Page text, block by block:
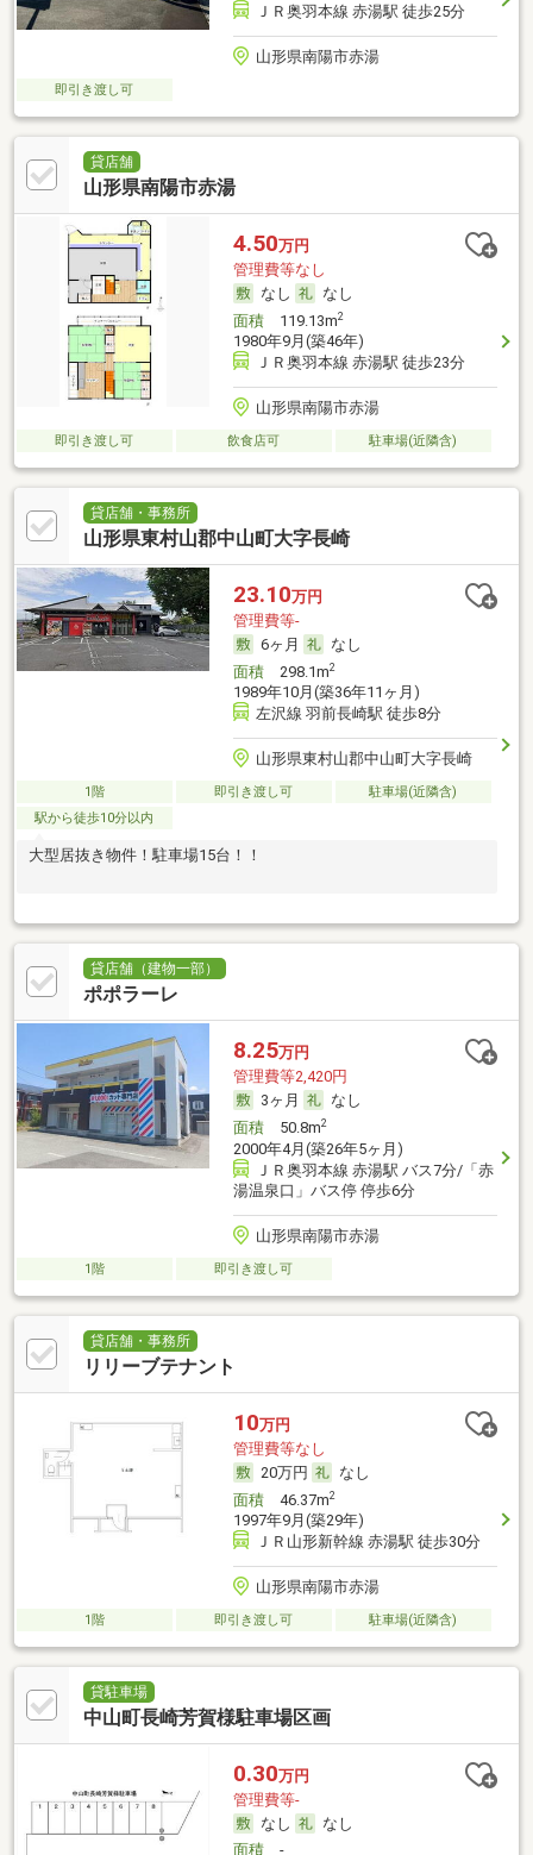
ＪＲ奥羽本線 赤湯駅 徒歩25分
山形県南陽市赤湯
即引き渡し可
貸店舗
山形県南陽市赤湯
4.50万円
管理費等なし
なし
なし
面積119.13m2
1980年9月(築46年)
ＪＲ奥羽本線 赤湯駅 徒歩23分
山形県南陽市赤湯
即引き渡し可 飲食店可 駐車場(近隣含)
貸店舗・事務所
山形県東村山郡中山町大字長崎
23.10万円
管理費等-
6ヶ月
なし
面積298.1m2
1989年10月(築36年11ヶ月)
左沢線 羽前長崎駅 徒歩8分
山形県東村山郡中山町大字長崎
1階 即引き渡し可
駐車場(近隣含)
駅から徒歩10分以内
大型居抜き物件！駐車場15台！！
貸店舗（建物一部）
ポポラーレ
8.25万円
管理費等2,420円
3ヶ月
なし
面積50.8m2
2000年4月(築26年5ヶ月)
ＪＲ奥羽本線 赤湯駅 バス7分/「赤
湯温泉口」バス停 停歩6分
山形県南陽市赤湯
1階 即引き渡し可
貸店舗・事務所
リリーブテナント
10万円
管理費等なし
20万円
なし
面積46.37m2
1997年9月(築29年)
ＪＲ山形新幹線 赤湯駅 徒歩30分
山形県南陽市赤湯
1階 即引き渡し可 駐車場(近隣含)
貸駐車場
中山町長崎芳賀様駐車場区画
0.30万円
管理費等-
なし
なし
面積-